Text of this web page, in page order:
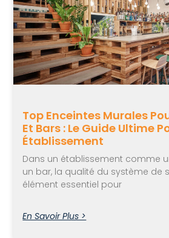
Top Enceintes Murales
Et Bars : Le Guide Ultime
Établissement
Dans un établissement comme
un bar, la qualité du système de
élément essentiel pour
En Savoir Plus >